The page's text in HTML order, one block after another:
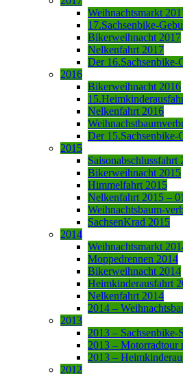
Weihnachtsmarkt
17.Sachsenbike-
Bikerweihnacht 2017
Nelkenfahrt 2017
Der 16.Sachsenbike-
2016
Bikerweihnacht 2016
Nelkenfahrt 2016
Der 15.Sachsenbike-
2015
Bikerweihnacht 2015
Himmelfahrt 2015
Nelkenfahrt 2015 –
Weihnachtsbaum-
SachsenKrad 2015
2014
Weihnachtsmarkt
Moppedrennen 2014
Bikerweihnacht 2014
Heimkinderausfahrt
Nelkenfahrt 2014
2014 –
2013
2013 – Sachsenbike-
2013 – Motorradtour
2013 –
2012